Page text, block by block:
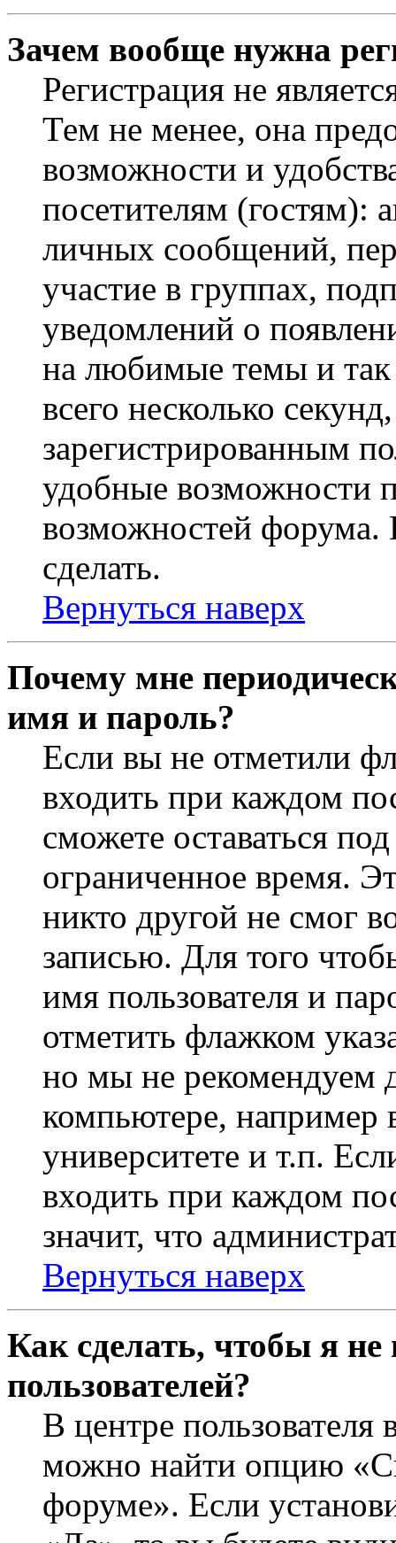
Зачем вообще нужна
Регистрация не
Тем не менее, она
возможности и
посетителям (гостям):
личных сообщений,
участие в группах,
уведомлений о
на любимые темы и так
всего несколько
зарегистрированным
удобные возможности
возможностей
сделать.
Вернуться наверх
Почему мне
имя и пароль?
Если вы не отметили
входить при каждом
сможете оставаться
ограниченное время.
никто другой не смог
записью. Для того
имя пользователя и
отметить флажком
но мы не рекомендуем
компьютере, например
университете и т.п.
входить при каждом
значит, что
Вернуться наверх
Как сделать, чтобы я
пользователей?
В центре
можно найти опцию
форуме». Если